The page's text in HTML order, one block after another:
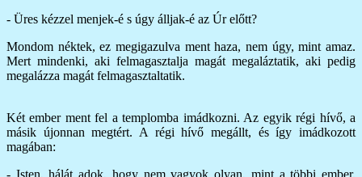
- Üres kézzel menjek-é s úgy álljak-é az Úr előtt?
Mondom néktek, ez megigazulva ment haza, nem úgy, mint amaz.
Mert mindenki, aki felmagasztalja magát megaláztatik, aki pedig
megalázza magát felmagasztaltatik.
Két ember ment fel a templomba imádkozni. Az egyik régi hívő, a
másik újonnan megtért. A régi hívő megállt, és így imádkozott
magában:
- Isten, hálát adok, hogy nem vagyok olyan, mint a többi ember.